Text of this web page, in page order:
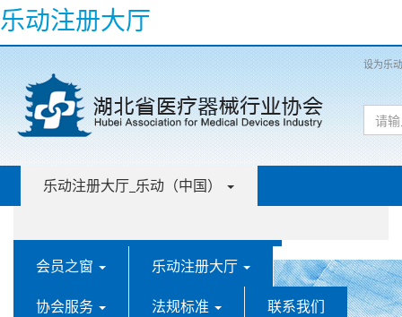
乐动注册大厅
设为乐
乐动注册大厅_乐动（中国）
会员之窗 乐动注册大厅
协会服务 法规标准 联系我们